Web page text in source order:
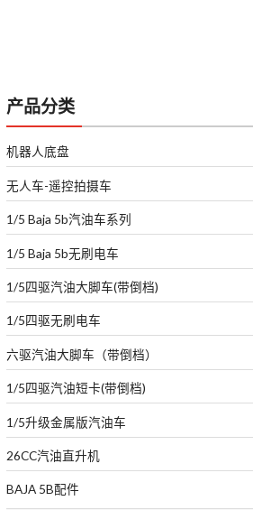
产品分类
机器人底盘
无人车-遥控拍摄车
1/5 Baja 5b汽油车系列
1/5 Baja 5b无刷电车
1/5四驱汽油大脚车(带倒档)
1/5四驱无刷电车
六驱汽油大脚车（带倒档）
1/5四驱汽油短卡(带倒档)
1/5升级金属版汽油车
26CC汽油直升机
BAJA 5B配件